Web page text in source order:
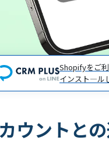
Shopifyをご
インスト―ル
ウントと